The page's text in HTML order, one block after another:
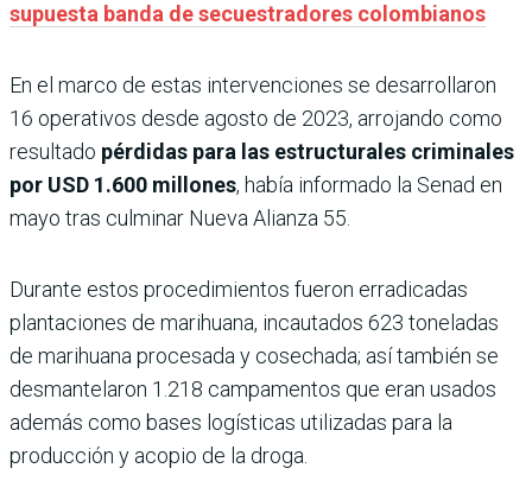
supuesta banda de secuestradores colombianos
En el marco de estas intervenciones se desarrollaron
16 operativos desde agosto de 2023, arrojando como
resultado pérdidas para las estructurales criminales
por USD 1.600 millones, había informado la Senad en
mayo tras culminar Nueva Alianza 55.
Durante estos procedimientos fueron erradicadas
plantaciones de marihuana, incautados 623 toneladas
de marihuana procesada y cosechada; así también se
desmantelaron 1.218 campamentos que eran usados
además como bases logísticas utilizadas para la
producción y acopio de la droga.